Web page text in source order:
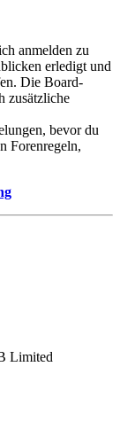
anmelden zu
erledigt und
Die Board-
zusätzliche
bevor du
Forenregeln,
Limited